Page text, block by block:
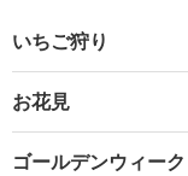
いちご狩り
お花見
ゴールデンウィーク